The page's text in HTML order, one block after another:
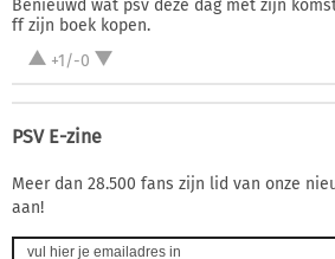
Benieuwd wat psv deze dag met zijn
ff zijn boek kopen.
+1/-0
PSV E-zine
Meer dan 28.500 fans zijn lid van onze
aan!